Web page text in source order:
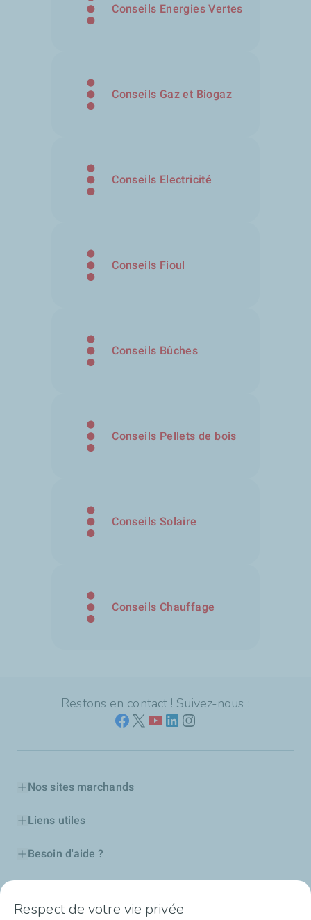
Conseils Energies Vertes
Conseils Gaz et Biogaz
Conseils Electricité
Conseils Fioul
Conseils Bûches
Conseils Pellets de bois
Conseils Solaire
Conseils Chauffage
Restons en contact ! Suivez-nous :
Nos sites marchands
Liens utiles
Besoin d'aide ?
Respect de votre vie privée